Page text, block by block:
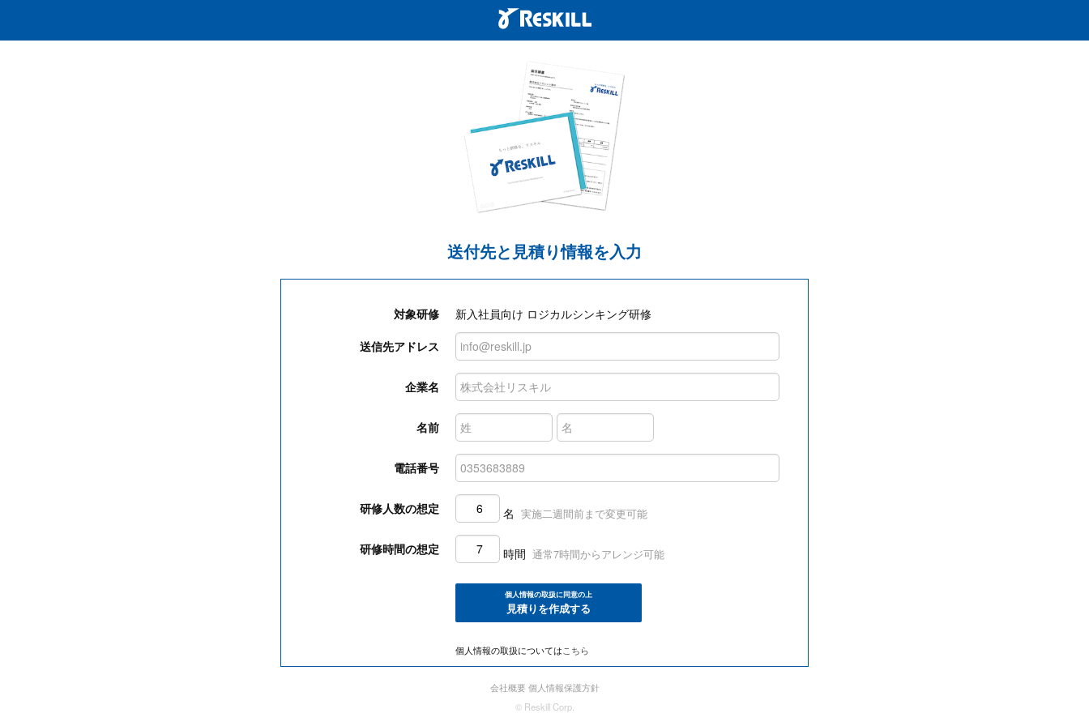
送付先と見積り情報を入力
対象研修
新入社員向け ロジカルシンキング研修
送信先アドレス
企業名
名前
電話番号
研修人数の想定 名 実施二週間前まで変更可能
研修時間の想定 時間 通常7時間からアレンジ可能
個人情報の取扱に同意の上
見積りを作成する
個人情報の取扱についてはこちら
会社概要 個人情報保護方針
© Reskill Corp.